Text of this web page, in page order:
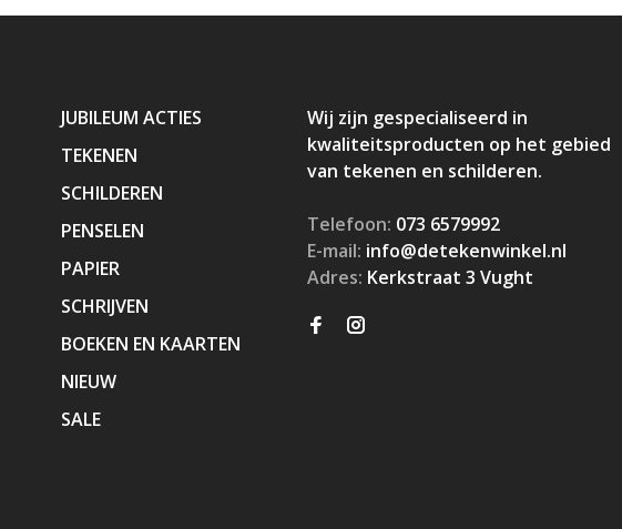
JUBILEUM ACTIES
TEKENEN
SCHILDEREN
PENSELEN
PAPIER
SCHRIJVEN
BOEKEN EN KAARTEN
NIEUW
SALE
Wij zijn gespecialiseerd in
kwaliteitsproducten op het gebied
van tekenen en schilderen.
Telefoon: 073 6579992
E-mail: info@detekenwinkel.nl
Adres: Kerkstraat 3 Vught